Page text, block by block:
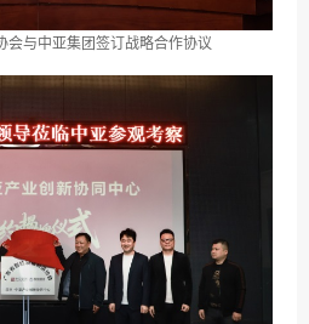
会与中亚集团签订战略合作协议